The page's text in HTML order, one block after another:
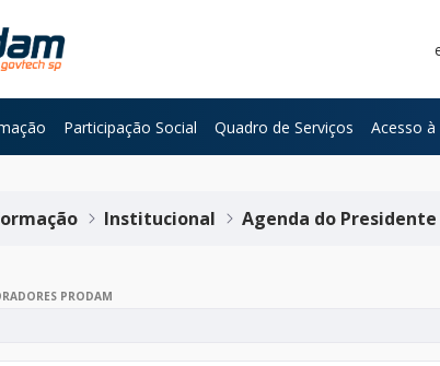
Participação Social Quadro de Serviços Acesso
Institucional Agenda do Presidente
PRODAM